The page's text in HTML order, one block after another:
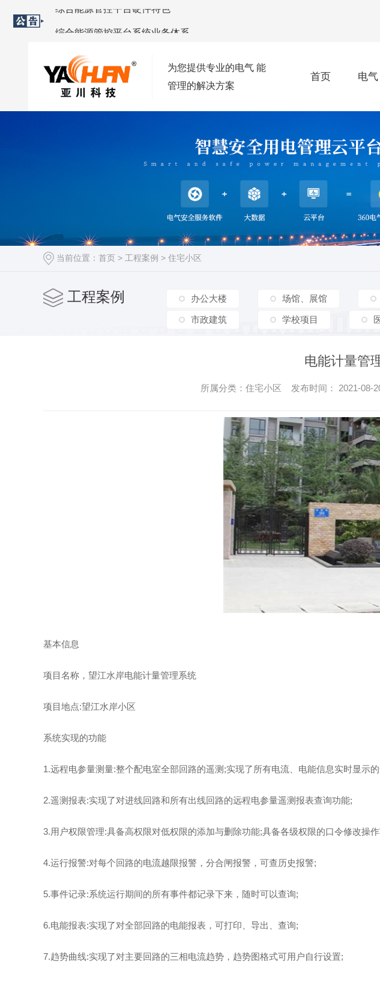
2021-09-02
西安变配电监控系统安装与优化方案
2023-10-08
为您提供专业的电气 能
管理的解决方案
首页 电气
当前位置： 首页 > 工程案例 > 住宅小区
工程案例 办公大楼 场馆、展馆
市政建筑 学校项目
电能计量管
所属分类：住宅小区 发布时间： 2021-08-
基本信息
项目名称，望江水岸电能计量管理系统
项目地点:望江水岸小区
系统实现的功能
1.远程电参量测量:整个配电室全部回路的遥测;实现了所有电流、电能信息实时显示
2.遥测报表:实现了对进线回路和所有出线回路的远程电参量遥测报表查询功能;
3.用户权限管理:具备高权限对低权限的添加与删除功能;具备各级权限的口令修改操
4.运行报警:对每个回路的电流越限报警，分合闸报警，可查历史报警;
5.事件记录:系统运行期间的所有事件都记录下来，随时可以查询;
6.电能报表:实现了对全部回路的电能报表，可打印、导出、查询;
7.趋势曲线:实现了对主要回路的三相电流趋势，趋势图格式可用户自行设置;